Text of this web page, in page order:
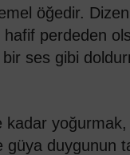
öğedir.
perdeden
ses gibi
duygunun